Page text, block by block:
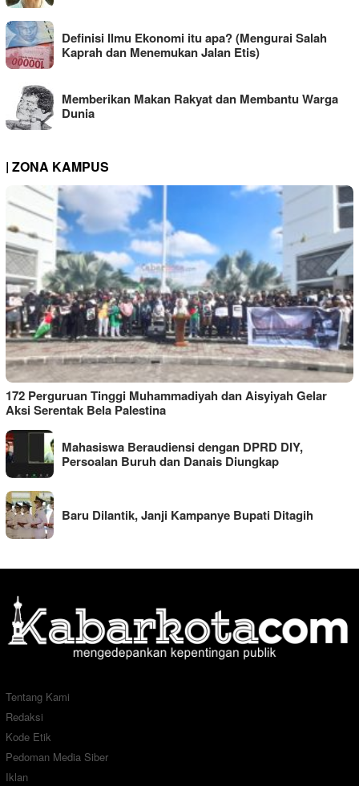
Definisi Ilmu Ekonomi itu apa? (Mengurai Salah
Kaprah dan Menemukan Jalan Etis)
Memberikan Makan Rakyat dan Membantu Warga
Dunia
| ZONA KAMPUS
172 Perguruan Tinggi Muhammadiyah dan Aisyiyah Gelar
Aksi Serentak Bela Palestina
Mahasiswa Beraudiensi dengan DPRD DIY,
Persoalan Buruh dan Danais Diungkap
Baru Dilantik, Janji Kampanye Bupati Ditagih
Tentang Kami
Redaksi
Kode Etik
Pedoman Media Siber
Iklan